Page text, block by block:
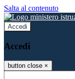
Salta al contenuto
Accedi
Accedi
button close ×